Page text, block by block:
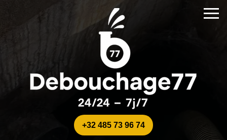
+32 485 73 96 74